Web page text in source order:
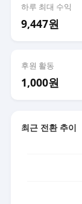
하루 최대 수익
9,447원
후원 활동
1,000원
최근 전환 추이